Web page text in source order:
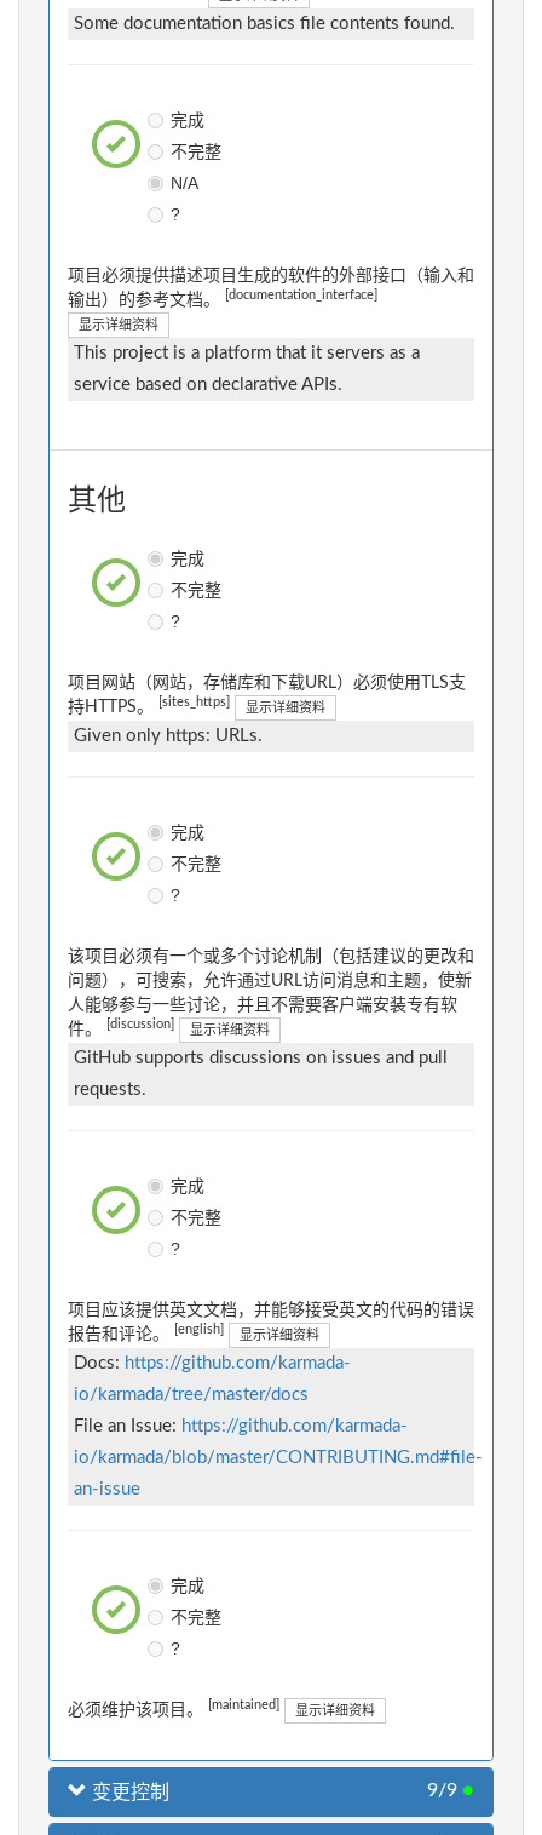
Some documentation basics file contents found.
完成
不完整
N/A
?
项目必须提供描述项目生成的软件的外部接口（输入和
输出）的参考文档。
[documentation_interface]
显示详细资料
This project is a platform that it servers as a
service based on declarative APIs.
其他
完成
不完整
?
项目网站（网站，存储库和下载URL）必须使用TLS支
持HTTPS。
[sites_https] 显示详细资料
Given only https: URLs.
完成
不完整
?
该项目必须有一个或多个讨论机制（包括建议的更改和
问题），可搜索，允许通过URL访问消息和主题，使新
人能够参与一些讨论，并且不需要客户端安装专有软
件。
[discussion] 显示详细资料
GitHub supports discussions on issues and pull
requests.
完成
不完整
?
项目应该提供英文文档，并能够接受英文的代码的错误
报告和评论。
[english] 显示详细资料
Docs: https://github.com/karmada-
io/karmada/tree/master/docs
File an Issue: https://github.com/karmada-
io/karmada/blob/master/CONTRIBUTING.md#file-
an-issue
完成
不完整
?
必须维护该项目。 [maintained] 显示详细资料
变更控制 9/9 ●